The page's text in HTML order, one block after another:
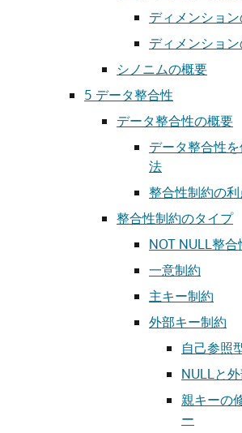
ディメンショ
ディメンショ
シノニムの概要
5 データ整合性
データ整合性の概要
データ整合性
法
整合性制約の利
整合性制約のタイプ
NOT NULL整合
一意制約
主キー制約
外部キー制約
自己参照
NULLと
親キーの
ー